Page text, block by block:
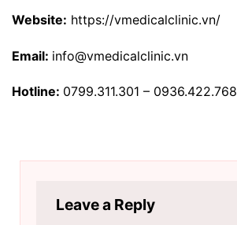
Website: https://vmedicalclinic.vn/
Email: info@vmedicalclinic.vn
Hotline: 0799.311.301 – 0936.422.768
Leave a Reply